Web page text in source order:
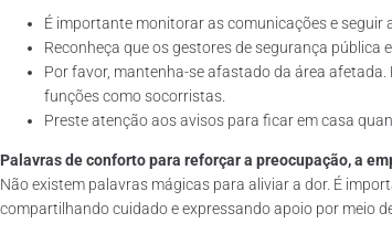
É importante monitorar as comunicações e
Reconheça que os gestores de segurança
Por favor, mantenha-se afastado da área afetada.
funções como socorristas.
Preste atenção aos avisos para ficar em casa
Palavras de conforto para reforçar a preocupação, a
Não existem palavras mágicas para aliviar a dor. É
compartilhando cuidado e expressando apoio por meio